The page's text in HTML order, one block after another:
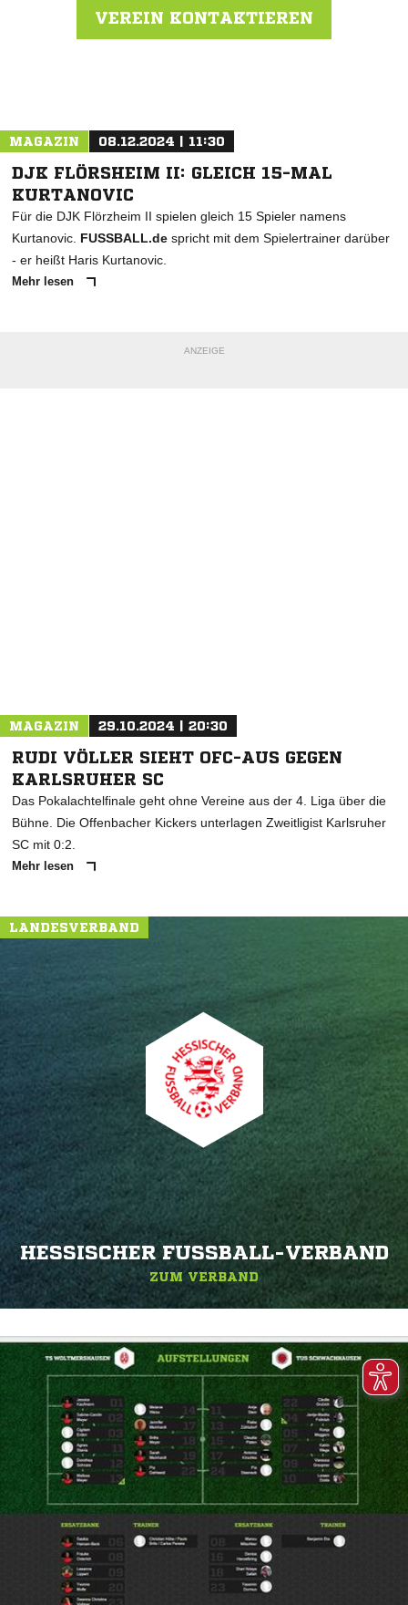
VEREIN KONTAKTIEREN
MAGAZIN 08.12.2024 | 11:30
DJK FLÖRSHEIM II: GLEICH 15-MAL
KURTANOVIC
Für die DJK Flörzheim II spielen gleich 15 Spieler namens
Kurtanovic. FUSSBALL.de spricht mit dem Spielertrainer darüber
- er heißt Haris Kurtanovic.
Mehr lesen
ANZEIGE
MAGAZIN 29.10.2024 | 20:30
RUDI VÖLLER SIEHT OFC-AUS GEGEN
KARLSRUHER SC
Das Pokalachtelfinale geht ohne Vereine aus der 4. Liga über die
Bühne. Die Offenbacher Kickers unterlagen Zweitligist Karlsruher
SC mit 0:2.
Mehr lesen
LANDESVERBAND
HESSISCHER FUSSBALL-VERBAND
ZUM VERBAND